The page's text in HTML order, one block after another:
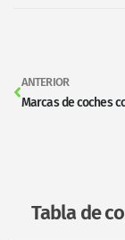
ANTERIOR
Tabla de